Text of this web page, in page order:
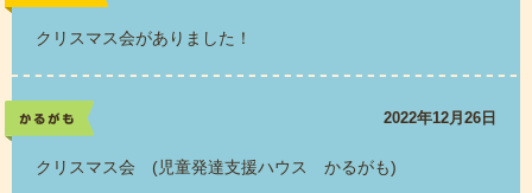
クリスマス会がありました！
2022年12月26日
クリスマス会 (児童発達支援ハウス かるがも)